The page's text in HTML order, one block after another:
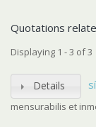
Quotations
Displaying 1 - 3 of 3
Details
mensurabilis et